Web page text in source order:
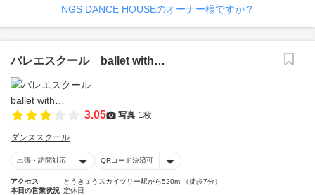
NGS DANCE HOUSEのオーナー様ですか？
バレエスクール ballet with…
3.05 写真 1枚
ダンススクール
出張・訪問対応 QRコード決済可
アクセス
とうきょうスカイツリー駅から520m （徒歩7分）
本日の営業状況 定休日